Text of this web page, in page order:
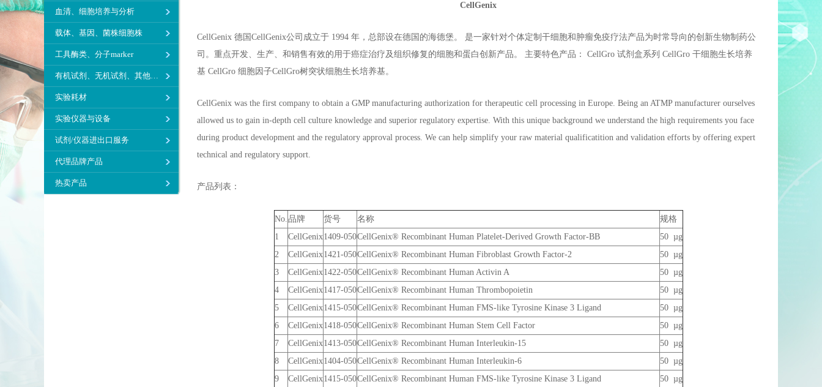
血清、细胞培养与分析
载体、基因、菌株细胞株
工具酶类、分子marker
有机试剂、无机试剂、其他生化试剂
实验耗材
实验仪器与设备
试剂/仪器进出口服务
代理品牌产品
热卖产品
CellGenix
CellGenix 德国CellGenix公司成立于 1994 年，总部设在德国的海德堡。 是一家针对个体定制干细胞和肿瘤免疫疗法产品为时常导向的创新生物制药公
司。重点开发、生产、和销售有效的用于癌症治疗及组织修复的细胞和蛋白创新产品。 主要特色产品： CellGro 试剂盒系列 CellGro 干细胞生长培养
基 CellGro 细胞因子CellGro树突状细胞生长培养基。
CellGenix was the first company to obtain a GMP manufacturing authorization for therapeutic cell processing in Europe. Being an ATMP manufacturer ourselves
allowed us to gain in-depth cell culture knowledge and superior regulatory expertise. With this unique background we understand the high requirements you face
during product development and the regulatory approval process. We can help simplify your raw material qualificatition and validation efforts by offering expert
technical and regulatory support.
产品列表：
No.品牌 货号 名称
规格
1
CellGenix1409-050CellGenix® Recombinant Human Platelet-Derived Growth Factor-BB
50 µg
2
CellGenix1421-050CellGenix® Recombinant Human Fibroblast Growth Factor-2
50 µg
3
CellGenix1422-050CellGenix® Recombinant Human Activin A
50 µg
4
CellGenix1417-050CellGenix® Recombinant Human Thrombopoietin
50 µg
5
CellGenix1415-050CellGenix® Recombinant Human FMS-like Tyrosine Kinase 3 Ligand
50 µg
6
CellGenix1418-050CellGenix® Recombinant Human Stem Cell Factor
50 µg
7
CellGenix1413-050CellGenix® Recombinant Human Interleukin-15
50 µg
8
CellGenix1404-050CellGenix® Recombinant Human Interleukin-6
50 µg
9
CellGenix1415-050CellGenix® Recombinant Human FMS-like Tyrosine Kinase 3 Ligand
50 µg